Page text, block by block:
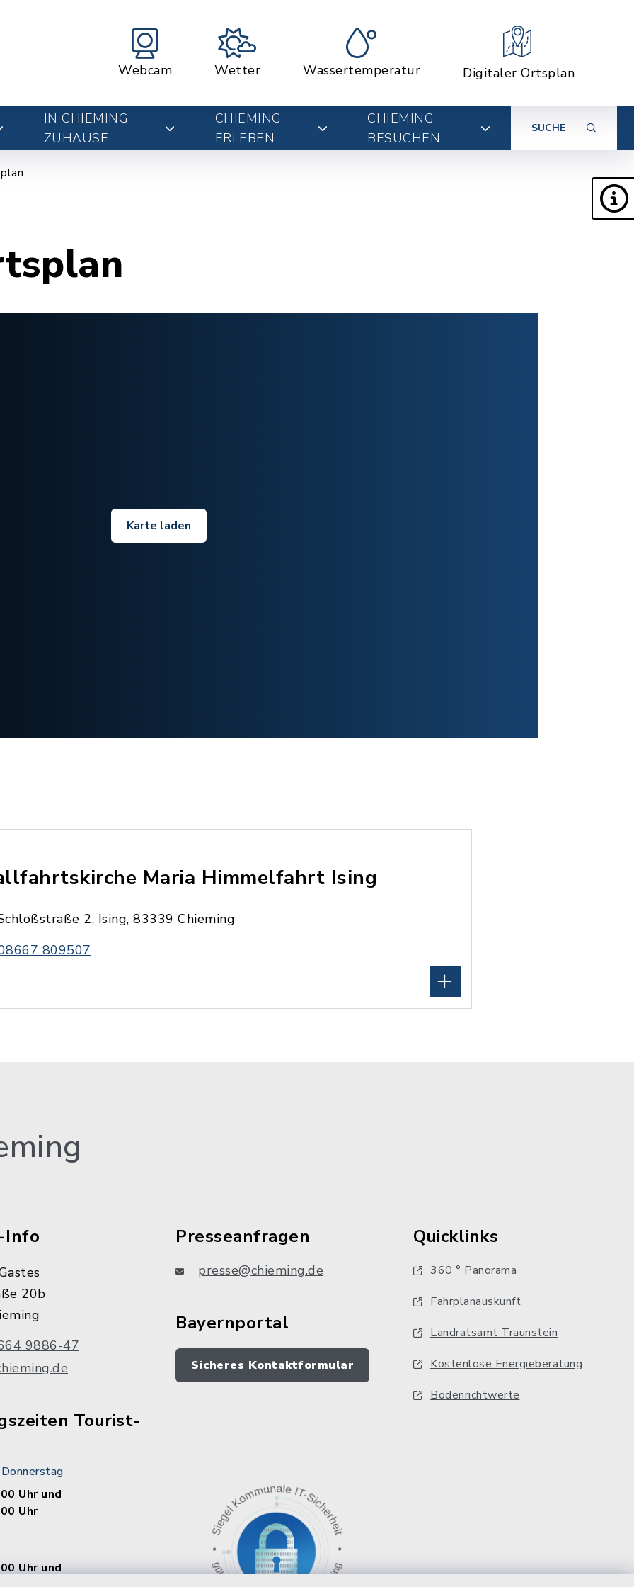
Webcam Wetter Wassertemperatur Digitaler Ortsplan
IN CHIEMING
ZUHAUSE
CHIEMING
ERLEBEN
CHIEMING
BESUCHEN
SUCHE
Karte laden
Maria Himmelfahrt Ising
2, Ising, 83339 Chieming
809507
Info
20b
9886-47
Tourist-
Uhr und
Uhr
Uhr und
Presseanfragen
presse@chieming.de
Bayernportal
Sicheres Kontaktformular
Quicklinks
360 ° Panorama
Fahrplanauskunft
Landratsamt Traunstein
Kostenlose Energieberatung
Bodenrichtwerte